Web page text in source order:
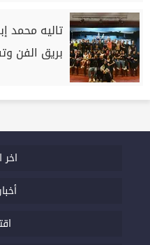
تاليه محمد
بريق الفن
اخر